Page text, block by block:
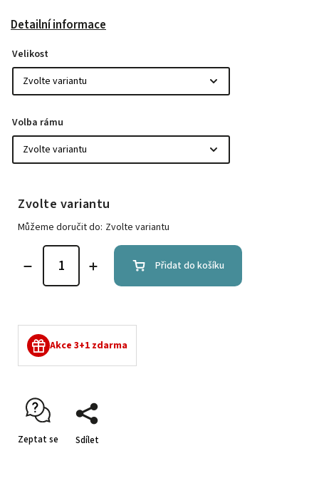
Detailní informace
Velikost
Volba rámu
Zvolte variantu
Můžeme doručit do: Zvolte variantu
Přidat do košíku
Akce 3+1 zdarma
Zeptat se Sdílet